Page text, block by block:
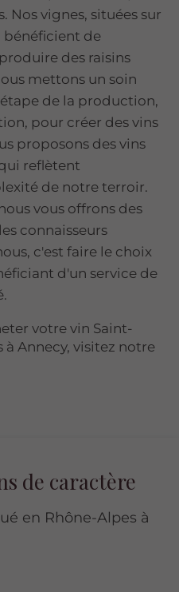
Nos vignes, situées sur
bénéficient de
des raisins
mettons un soin
de la production,
pour créer des vins
proposons des vins
reflètent
de notre terroir.
vous offrons des
connaisseurs
c'est faire le choix
d'un service de
votre vin Saint-
à Annecy, visitez notre
de caractère
en Rhône-Alpes à